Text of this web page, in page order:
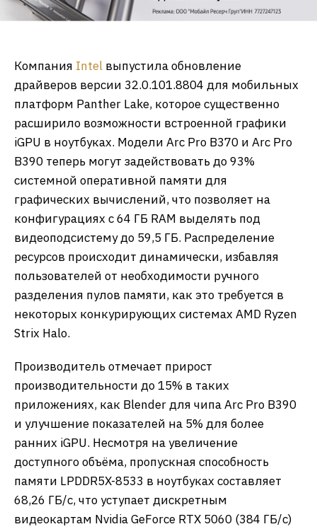
Компания Intel выпустила обновление
драйверов версии 32.0.101.8804 для мобильных
платформ Panther Lake, которое существенно
расширило возможности встроенной графики
iGPU в ноутбуках. Модели Arc Pro B370 и Arc Pro
B390 теперь могут задействовать до 93%
системной оперативной памяти для
графических вычислений, что позволяет на
конфигурациях с 64 ГБ RAM выделять под
видеоподсистему до 59,5 ГБ. Распределение
ресурсов происходит динамически, избавляя
пользователей от необходимости ручного
разделения пулов памяти, как это требуется в
некоторых конкурирующих системах AMD Ryzen
Strix Halo.
Производитель отмечает прирост
производительности до 15% в таких
приложениях, как Blender для чипа Arc Pro B390
и улучшение показателей на 5% для более
ранних iGPU. Несмотря на увеличение
доступного объёма, пропускная способность
памяти LPDDR5X-8533 в ноутбуках составляет
68,26 ГБ/с, что уступает дискретным
видеокартам Nvidia GeForce RTX 5060 (384 ГБ/с)